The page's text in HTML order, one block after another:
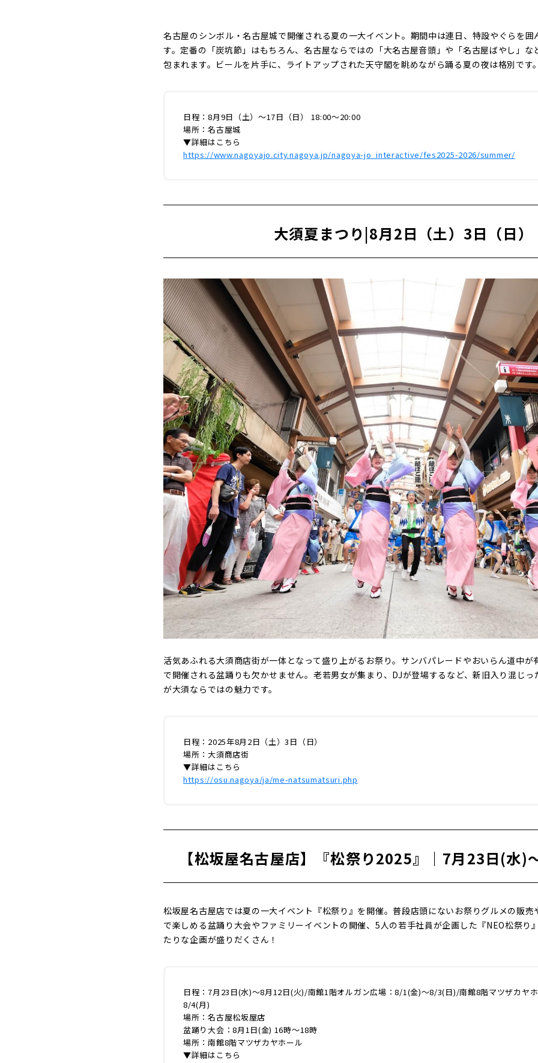
名古屋のシンボル・名古屋城で開催される夏の一大イベント。期間中は連日、特設やぐらを囲
す。定番の「炭坑節」はもちろん、名古屋ならではの「大名古屋音頭」や「名古屋ばやし」
包まれます。ビールを片手に、ライトアップされた天守閣を眺めながら踊る夏の夜は格別です
日程：8月9日（土）〜17日（日） 18:00〜20:00
場所：名古屋城
▼詳細はこちら
https://www.nagoyajo.city.nagoya.jp/nagoya-jo_interactive/fes2025-2026/summer/
大須夏まつり|8月2日（土）3日（日）
活気あふれる大須商店街が一体となって盛り上がるお祭り。サンバパレードやおいらん道中
で開催される盆踊りも欠かせません。老若男女が集まり、DJが登場するなど、新旧入り混じ
が大須ならではの魅力です。
日程：2025年8月2日（土）3日（日）
場所：大須商店街
▼詳細はこちら
https://osu.nagoya/ja/me-natsumatsuri.php
【松坂屋名古屋店】『松祭り2025』｜7月23日(水)
松坂屋名古屋店では夏の一大イベント『松祭り』を開催。普段店頭にないお祭りグルメの販
で楽しめる盆踊り大会やファミリーイベントの開催、5人の若手社員が企画した『NEO松祭り
たりな企画が盛りだくさん！
日程：7月23日(水)～8月12日(火)/南館1階オルガン広場：8/1(金)～8/3(日)/南館8階マツザカヤ
8/4(月)
場所：名古屋松坂屋店
盆踊り大会：8月1日(金) 16時～18時
場所：南館8階マツザカヤホール
▼詳細はこちら